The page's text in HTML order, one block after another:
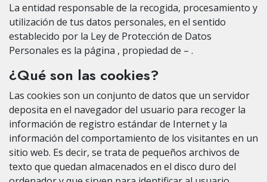
La entidad responsable de la recogida, procesamiento y
utilización de tus datos personales, en el sentido
establecido por la Ley de Protección de Datos
Personales es la página , propiedad de – .
¿Qué son las cookies?
Las cookies son un conjunto de datos que un servidor
deposita en el navegador del usuario para recoger la
información de registro estándar de Internet y la
información del comportamiento de los visitantes en un
sitio web. Es decir, se trata de pequeños archivos de
texto que quedan almacenados en el disco duro del